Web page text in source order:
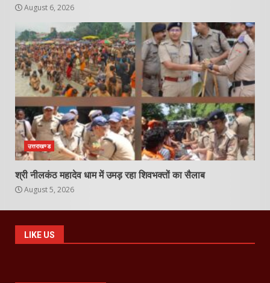
August 6, 2026
उत्तराखण्ड
श्री नीलकंठ महादेव धाम में उमड़ रहा शिवभक्तों का सैलाब
August 5, 2026
LIKE US